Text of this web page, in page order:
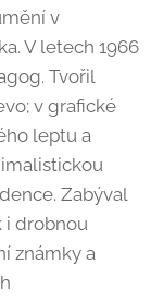
v
V letech 1966
Tvořil
v grafické
leptu a
Zabýval
i drobnou
známky a